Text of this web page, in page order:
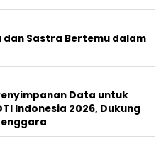
dan Sastra Bertemu dalam
Data untuk
Indonesia 2026, Dukung